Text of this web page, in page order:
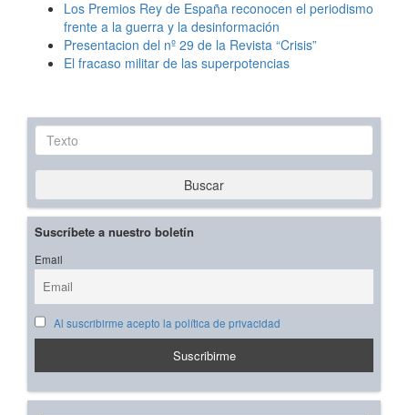
Los Premios Rey de España reconocen el periodismo
frente a la guerra y la desinformación
Presentacion del nº 29 de la Revista “Crisis”
El fracaso militar de las superpotencias
Texto
Buscar
Suscríbete a nuestro boletín
Email
Al suscribirme acepto la política de privacidad